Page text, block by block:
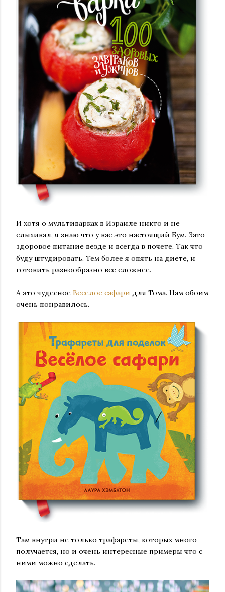
И хотя о мультиварках в Израиле никто и не
слыхивал, я знаю что у вас это настоящий Бум. Зато
здоровое питание везде и всегда в почете. Так что
буду штудировать. Тем более я опять на диете, и
готовить разнообразно все сложнее.
А это чудесное Веселое сафари для Тома. Нам обоим
очень понравилось.
Там внутри не только трафареты, которых много
получается, но и очень интересные примеры что с
ними можно сделать.